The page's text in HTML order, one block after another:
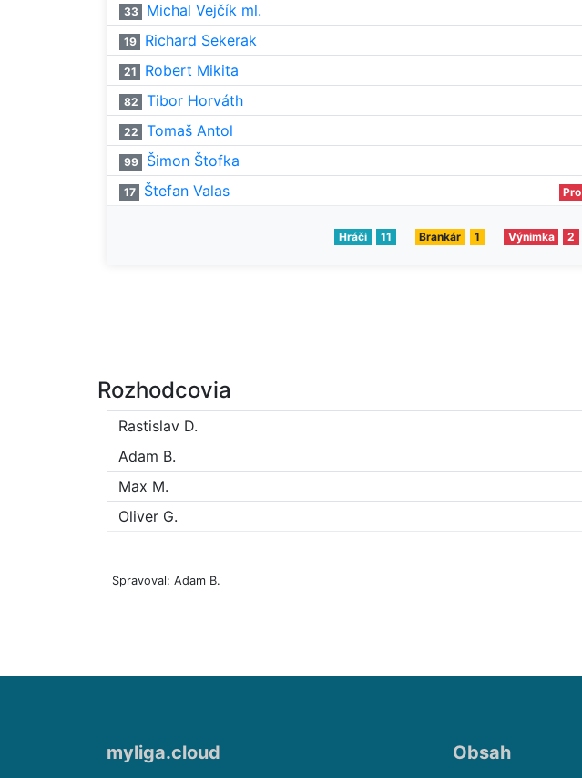
33 Michal Vejčík ml.
19 Richard Sekerak
21 Robert Mikita
82 Tibor Horváth
22 Tomaš Antol
99 Šimon Štofka
17 Štefan Valas Pro
Hráči 11 Brankár 1 Výnimka 2
Rozhodcovia
Rastislav D.
Adam B.
Max M.
Oliver G.
Spravoval: Adam B.
myliga.cloud Obsah